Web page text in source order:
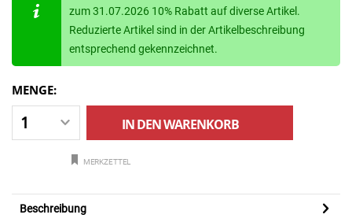
zum 31.07.2026 10% Rabatt auf diverse Artikel.
Reduzierte Artikel sind in der Artikelbeschreibung
entsprechend gekennzeichnet.
MENGE:
IN DENWARENKORB
MERKZETTEL
Beschreibung